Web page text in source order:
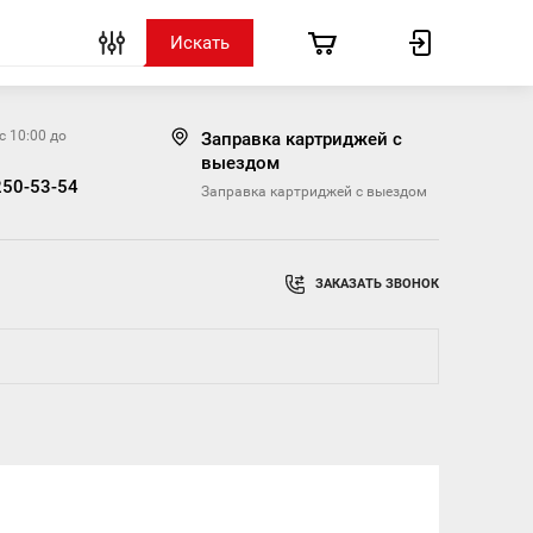
10:00 до
53-54
Заправка картриджей с
выездом
Заправка картриджей с выездом
ЗАКАЗАТЬ ЗВОНОК